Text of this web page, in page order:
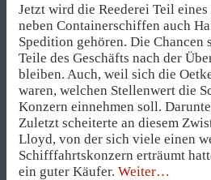
Jetzt wird die Reederei Teil
neben Containerschiffen auch
Spedition gehören. Die Chancen
Teile des Geschäfts nach der
bleiben. Auch, weil sich die
waren, welchen Stellenwert die
Konzern einnehmen soll.
Zuletzt scheiterte an diesem
Lloyd, von der sich viele einen
Schifffahrtskonzern erträumt
ein guter Käufer. Weiter„Maritimer